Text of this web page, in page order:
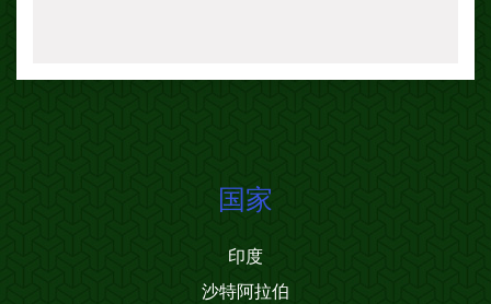
国家
印度
沙特阿拉伯